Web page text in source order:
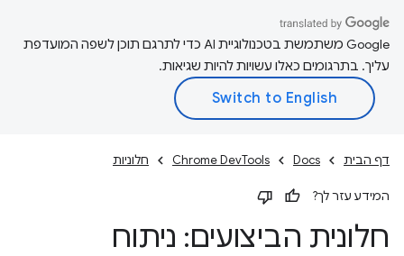
‫Google משתמשת בטכנולוגיית AI כדי לתרגם תוכן לשפה המועדפת
עליך. בתרגומים כאלו עשויות להיות שגיאות.
דף הבית Docs
Chrome DevTools חלוניות
המידע עזר לך?
חלונית הביצועים: ניתוח